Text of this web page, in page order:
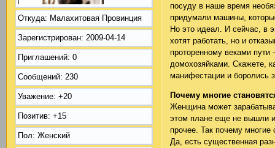
Откуда: Малахитовая Провинция
Зарегистрирован: 2009-04-14
Приглашений: 0
Сообщений: 230
Уважение: +20
Позитив: +15
Пол: Женский
посуду в наше время
придумали машины,
Но это идеал. И сейчас, в
хотят работать, но и
проторенному веками
домохозяйками. Скажете,
манифестации и боролись
Почему многие
Женщина может
этом плане еще не вышли
прочее. Так почему многие
Да, есть существенная